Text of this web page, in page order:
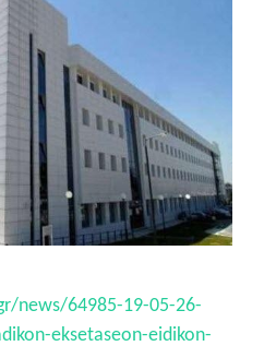
news/64985-19-05-26-
eksetaseon-eidikon-